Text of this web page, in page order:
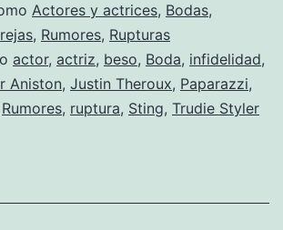
casarse
con
Jennifer
Actores y actrices, Bodas,
, Rumores, Rupturas
actor, actriz, beso, Boda, infidelidad,
Aniston, Justin Theroux, Paparazzi,
Rumores, ruptura, Sting, Trudie Styler